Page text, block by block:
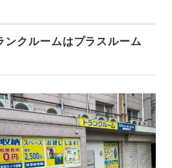
ンクルームはプラスルーム